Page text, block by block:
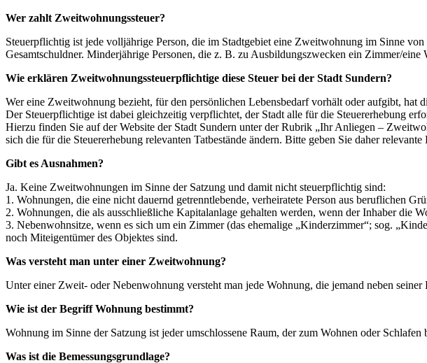
Wer zahlt Zweitwohnungssteuer?
Steuerpflichtig ist jede volljährige Person, die im Stadtgebiet eine Zweitwohnung im Sinne
Gesamtschuldner. Minderjährige Personen, die z. B. zu Ausbildungszwecken ein Zimmer/
Wie erklären Zweitwohnungssteuerpflichtige diese Steuer bei der Stadt Sundern?
Wer eine Zweitwohnung bezieht, für den persönlichen Lebensbedarf vorhält oder aufgibt, hat
Der Steuerpflichtige ist dabei gleichzeitig verpflichtet, der Stadt alle für die Steuererhebung
Hierzu finden Sie auf der Website der Stadt Sundern unter der Rubrik „Ihr Anliegen –
sich die für die Steuererhebung relevanten Tatbestände ändern. Bitte geben Sie daher
Gibt es Ausnahmen?
Ja. Keine Zweitwohnungen im Sinne der Satzung und damit nicht steuerpflichtig sind:
1. Wohnungen, die eine nicht dauernd getrenntlebende, verheiratete Person aus beruflichen
2. Wohnungen, die als ausschließliche Kapitalanlage gehalten werden, wenn der Inhaber die
3. Nebenwohnsitze, wenn es sich um ein Zimmer (das ehemalige „Kinderzimmer“; sog.
noch Miteigentümer des Objektes sind.
Was versteht man unter einer Zweitwohnung?
Unter einer Zweit- oder Nebenwohnung versteht man jede Wohnung, die jemand neben
Wie ist der Begriff Wohnung bestimmt?
Wohnung im Sinne der Satzung ist jeder umschlossene Raum, der zum Wohnen oder Schlafen
Was ist die Bemessungsgrundlage?